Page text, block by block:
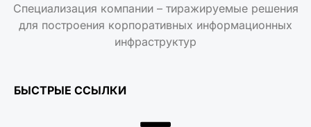
Специализация компании – тиражируемые решения
для построения корпоративных информационных
инфраструктур
БЫСТРЫЕ ССЫЛКИ